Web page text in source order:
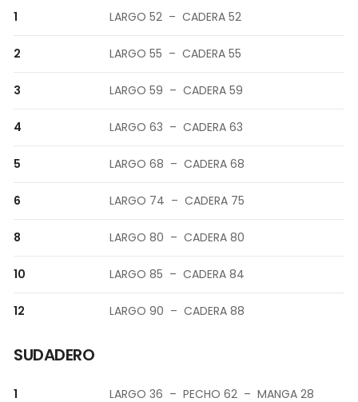
1 LARGO 52 – CADERA 52
2 LARGO 55 – CADERA 55
3 LARGO 59 – CADERA 59
4 LARGO 63 – CADERA 63
5 LARGO 68 – CADERA 68
6 LARGO 74 – CADERA 75
8 LARGO 80 – CADERA 80
10 LARGO 85 – CADERA 84
12 LARGO 90 – CADERA 88
SUDADERO
1 LARGO 36 – PECHO 62 – MANGA 28